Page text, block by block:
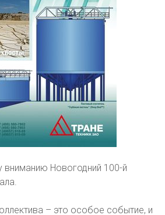
Новогодний 100-й
– это особое событие, и